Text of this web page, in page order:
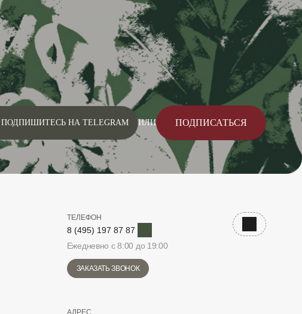
ПОДПИШИТЕСЬ НА TELEGRAM ИЛИ ПОДПИСАТЬСЯ
АДРЕС
ТЕЛЕФОН
8 (495) 197 87 87
Ежедневно с 8:00 до 19:00
ЗАКАЗАТЬ ЗВОНОК
Наверх